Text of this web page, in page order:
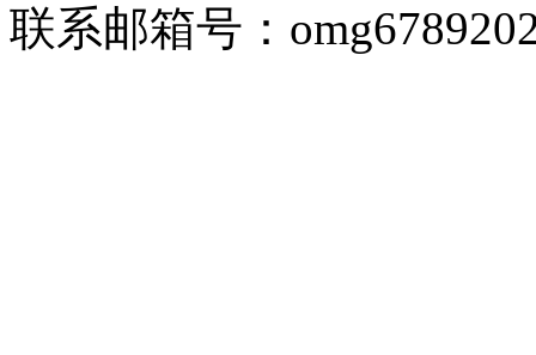
联系邮箱号：